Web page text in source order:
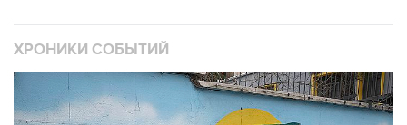
ХРОНИКИ СОБЫТИЙ